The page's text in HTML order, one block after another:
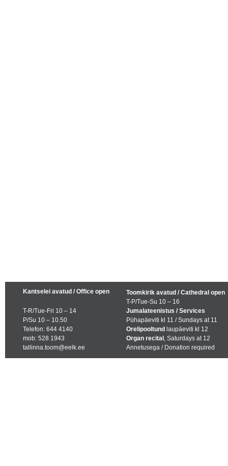
Kantselei avatud / Office open
T-R/Tue-Fri 10 – 14
P/Su 10 – 10.50
Telefon: 644 4140
mob: 528 1943
tallinna.toom@eelk.ee
Toomkirik avatud / Cathedral open
T-P/Tue-Su 10 – 16
Jumalateenistus / Services
Pühapäeviti kl 11 / Sundays at 11
Orelipooltund laupäeviti kl 12
Organ recital , Saturdays at 12
Annetusega / Donation required